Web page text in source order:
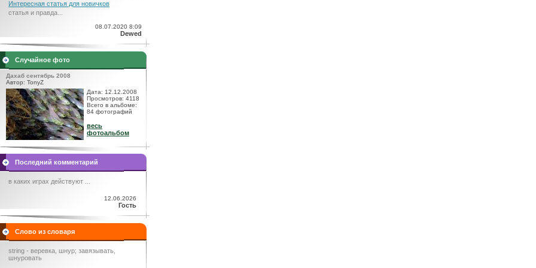
Интересная статья для новичков
статья и правда...
08.07.2020 8:09
Dewed
Случайное фото
Дахаб сентябрь 2008
Автор: TonyZ
Дата: 12.12.2008
Просмотров: 4118
Всего в альбоме:
84 фотографий
весь
фотоальбом
Последний комментарий
в каких играх действуют ...
12.06.2026
Гость
Слово из словаря
string - веревка, шнур; завязывать,
шнуровать